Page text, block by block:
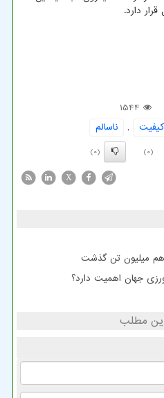
دارد.
1544
كیفیت ,
ناسالم
(0)
(0)
X
جهان اهمیت دارد؟
این مطلب